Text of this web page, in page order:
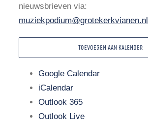
nieuwsbrieven via:
muziekpodium@grotekerkvianen.nl
TOEVOEGEN AAN KALENDER
Google Calendar
iCalendar
Outlook 365
Outlook Live